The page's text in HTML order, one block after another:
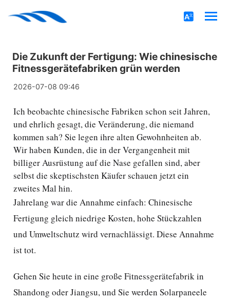
Die Zukunft der Fertigung: Wie chinesische
Fitnessgerätefabriken grün werden
2026-07-08 09:46
Ich beobachte chinesische Fabriken schon seit Jahren,
und ehrlich gesagt, die Veränderung, die niemand
kommen sah? Sie legen ihre alten Gewohnheiten ab.
Wir haben Kunden, die in der Vergangenheit mit
billiger Ausrüstung auf die Nase gefallen sind, aber
selbst die skeptischsten Käufer schauen jetzt ein
zweites Mal hin.
Jahrelang war die Annahme einfach: Chinesische
Fertigung gleich niedrige Kosten, hohe Stückzahlen
und Umweltschutz wird vernachlässigt. Diese Annahme
ist tot.
Gehen Sie heute in eine große Fitnessgerätefabrik in
Shandong oder Jiangsu, und Sie werden Solarpaneele